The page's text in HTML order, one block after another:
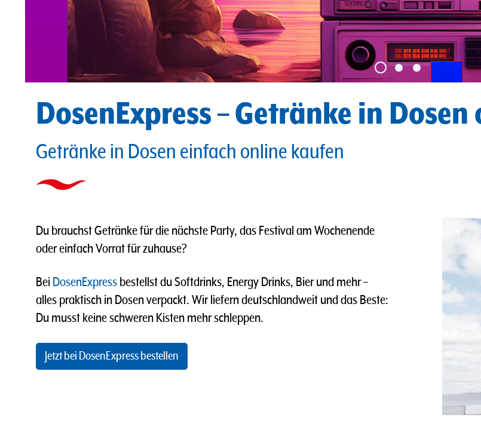
DosenExpress – Getränke in
Getränke in Dosen einfach online kaufen
Du brauchst Getränke für die nächste Party, das Festival am Wochenende
oder einfach Vorrat für zuhause?
Bei DosenExpress bestellst du Softdrinks, Energy Drinks, Bier und mehr –
alles praktisch in Dosen verpackt. Wir liefern deutschlandweit und das Beste:
Du musst keine schweren Kisten mehr schleppen.
Jetzt bei DosenExpress bestellen